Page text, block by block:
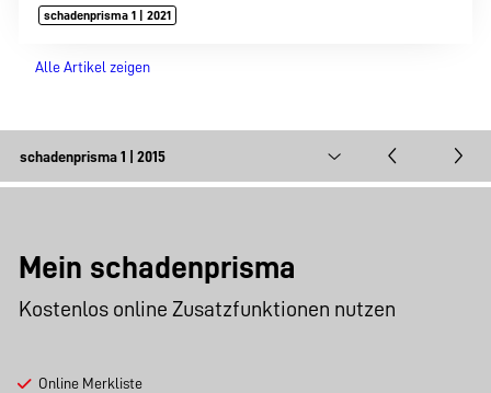
schadenprisma 1 | 2021
Alle Artikel zeigen
Mein schadenprisma
Kostenlos online Zusatzfunktionen nutzen
Online Merkliste